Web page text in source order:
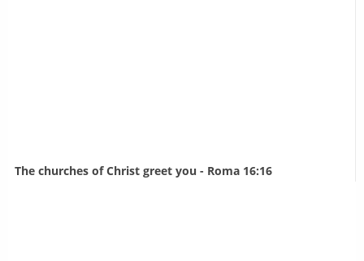
The churches of Christ greet you - Roma 16:16